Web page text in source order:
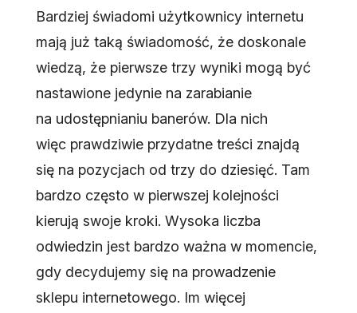
Bardziej świadomi użytkownicy internetu
mają już taką świadomość, że doskonale
wiedzą, że pierwsze trzy wyniki mogą być
nastawione jedynie na zarabianie
na udostępnianiu banerów. Dla nich
więc prawdziwie przydatne treści znajdą
się na pozycjach od trzy do dziesięć. Tam
bardzo często w pierwszej kolejności
kierują swoje kroki. Wysoka liczba
odwiedzin jest bardzo ważna w momencie,
gdy decydujemy się na prowadzenie
sklepu internetowego. Im więcej